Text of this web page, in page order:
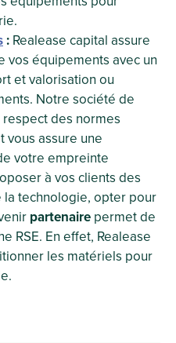
: Realease capital assure
vos équipements avec un
et valorisation ou
Notre société de
des normes
vous assure une
votre empreinte
à vos clients des
technologie, opter pour
partenaire permet de
RSE. En effet, Realease
les matériels pour